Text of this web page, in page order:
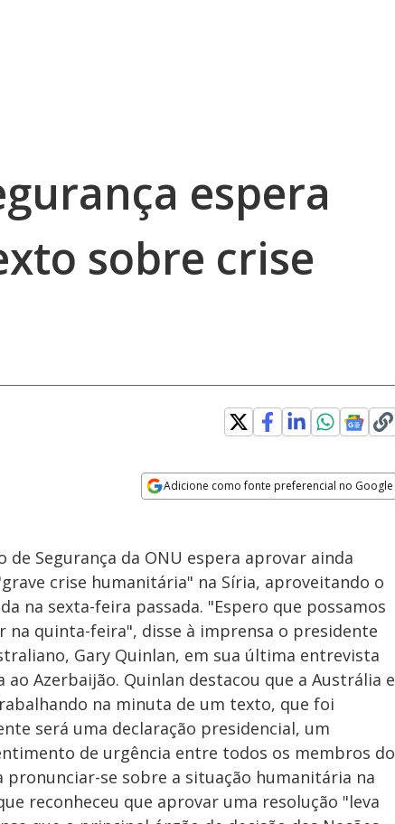
espera
sobre crise
Adicione como fonte preferencial no Google
de Segurança da ONU espera aprovar ainda
crise humanitária" na Síria, aproveitando o
na sexta-feira passada. "Espero que possamos
quinta-feira", disse à imprensa o presidente
Gary Quinlan, em sua última entrevista
Azerbaijão. Quinlan destacou que a Austrália e
na minuta de um texto, que foi
será uma declaração presidencial, um
de urgência entre todos os membros do
pronunciar-se sobre a situação humanitária na
reconheceu que aprovar uma resolução "leva